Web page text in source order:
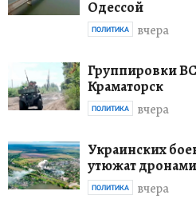
Одессой
вчера
ПОЛИТИКА
Группировки
Краматорск
вчера
ПОЛИТИКА
Украинских
утюжат
вчера
ПОЛИТИКА